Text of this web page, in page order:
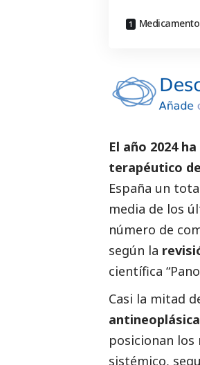
El año 2024
terapéutico
España un
media de los
número de
según la
científica
Casi la mitad
posicionan
sistémico,